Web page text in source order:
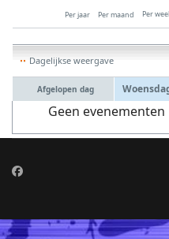
Per jaar Per maand Per
Dagelijkse weergave
Afgelopen dag
Geen evenementen